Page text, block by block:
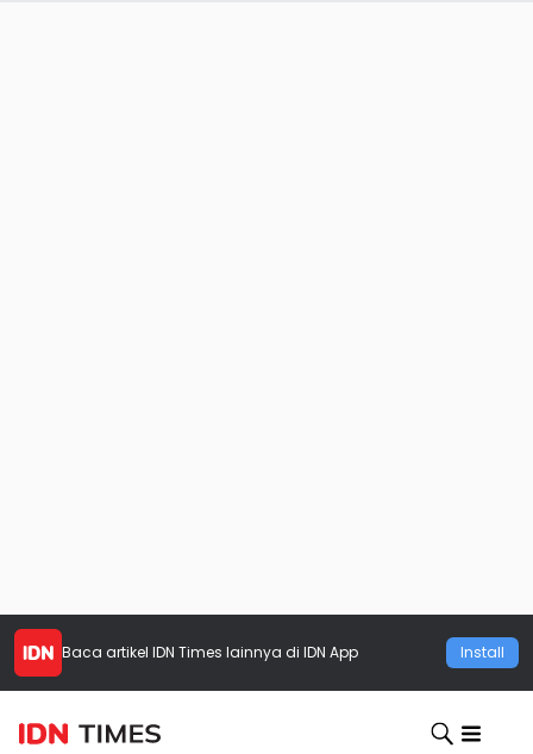
Baca artikel IDN Times lainnya di IDN App Install